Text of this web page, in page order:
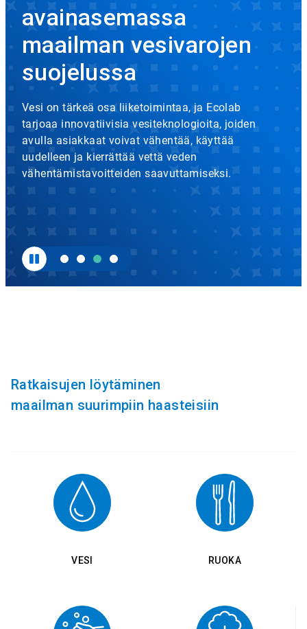
Icon
Use
the
navigate.
avainasemassa
maailman vesivarojen
suojelussa
Vesi on tärkeä osa liiketoimintaa, ja Ecolab
tarjoaa innovatiivisia vesiteknologioita, joiden
avulla asiakkaat voivat vähentää, käyttää
uudelleen ja kierrättää vettä veden
vähentämistavoitteiden saavuttamiseksi.
Ratkaisujen löytäminen
maailman suurimpiin haasteisiin
VESI RUOKA